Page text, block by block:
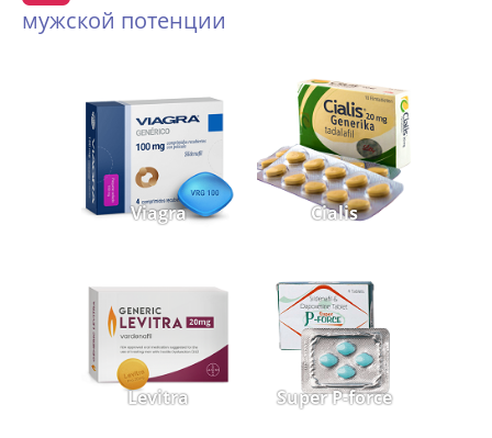
мужской потенции
Viagra Cialis
Levitra Super P-force